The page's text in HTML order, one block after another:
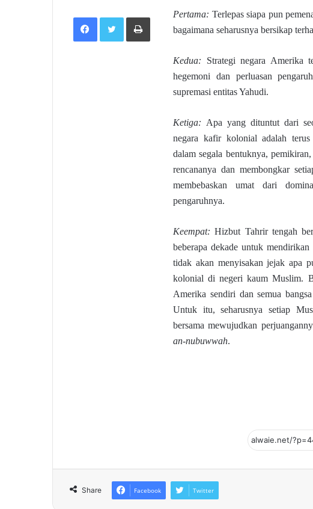
Pertama: Terlepas siapa pun
bagaimana seharusnya bersikap
Kedua: Strategi negara Amerika
hegemoni dan perluasan
supremasi entitas Yahudi.
Ketiga: Apa yang dituntut dari
negara kafir kolonial adalah terus
dalam segala bentuknya,
rencananya dan membongkar
membebaskan umat dari
pengaruhnya.
Keempat:Hizbut Tahrir tengah
beberapa dekade untuk
tidak akan menyisakan jejak apa
kolonial di negeri kaum Muslim.
Amerika sendiri dan semua
Untuk itu, seharusnya setiap
bersama mewujudkan
an-nubuwwah.
Facebook Twitter Print
Share Facebook Twitter